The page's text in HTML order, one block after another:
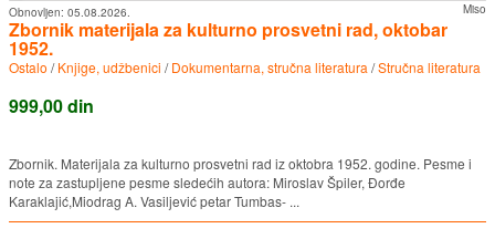
Miso
Obnovljen: 05.08.2026.
Zbornik materijala za kulturno prosvetni rad, oktobar
1952.
Ostalo /Knjige, udžbenici /Dokumentarna, stručna literatura /Stručna literatura
999,00 din
Zbornik. Materijala za kulturno prosvetni rad iz oktobra 1952. godine. Pesme i
note za zastupljene pesme sledećih autora: Miroslav Špiler, Đorđe
Karaklajić,Miodrag A. Vasiljević petar Tumbas- ...